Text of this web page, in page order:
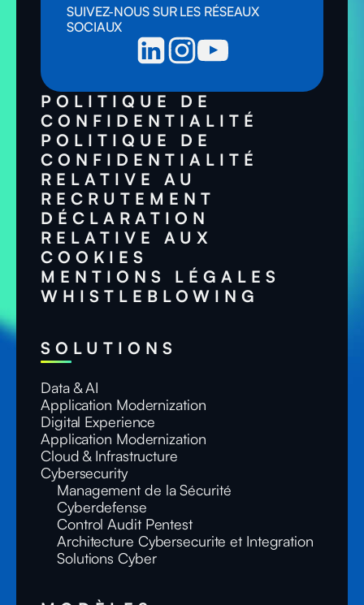
SUIVEZ-NOUS SUR LES RÉSEAUX
SOCIAUX
POLITIQUE DE
CONFIDENTIALITÉ
POLITIQUE DE
CONFIDENTIALITÉ
RELATIVE AU
RECRUTEMENT
DÉCLARATION
RELATIVE AUX
COOKIES
MENTIONS LÉGALES
WHISTLEBLOWING
SOLUTIONS
Data & AI
Application Modernization
Digital Experience
Application Modernization
Cloud & Infrastructure
Cybersecurity
Management de la Sécurité
Cyberdefense
Control Audit Pentest
Architecture Cybersecurite et Integration
Solutions Cyber